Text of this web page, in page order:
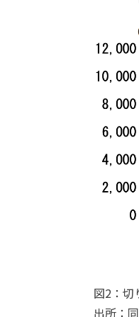
図2：切
出所：